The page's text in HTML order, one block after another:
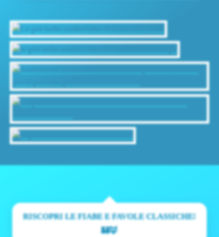
RISCOPRI LE FIABE E FAVOLE CLASSICHE!
🏰🦊